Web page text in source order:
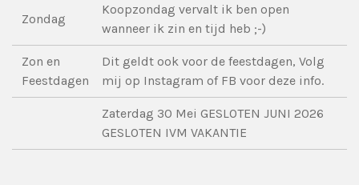
Zondag
Koopzondag vervalt ik ben open
wanneer ik zin en tijd heb ;-)
Zon en
Feestdagen
Dit geldt ook voor de feestdagen, Volg
mij op Instagram of FB voor deze info.
Zaterdag 30 Mei GESLOTEN JUNI 2026
GESLOTEN IVM VAKANTIE